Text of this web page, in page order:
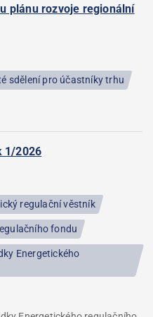
plánu rozvoje regionální
sdělení pro účastníky trhu
1/2026
regulační věstník
fondu
Energetického